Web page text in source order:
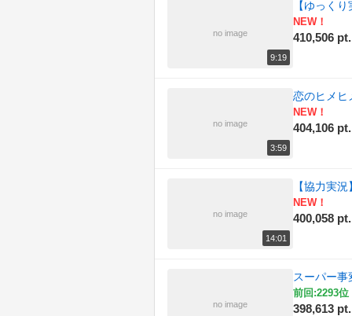
no image
9:19
【ゆっく
NEW！
410,506 pt.
no image
3:59
恋のヒメヒ
NEW！
404,106 pt.
no image
14:01
【協力実
NEW！
400,058 pt.
no image
スーパー
前回:2293位
398,613 pt.